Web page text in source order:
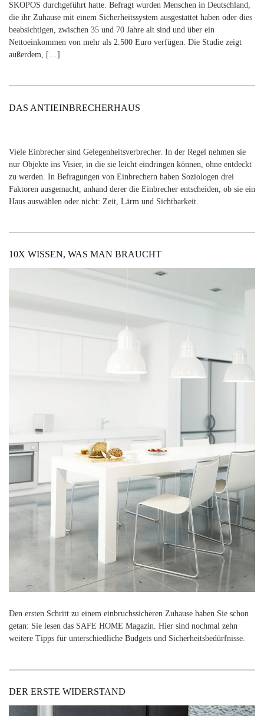
SKOPOS durchgeführt hatte. Befragt wurden Menschen in Deutschland,
die ihr Zuhause mit einem Sicherheitssystem ausgestattet haben oder dies
beabsichtigen, zwischen 35 und 70 Jahre alt sind und über ein
Nettoeinkommen von mehr als 2.500 Euro verfügen. Die Studie zeigt
außerdem, […]
DAS ANTIEINBRECHERHAUS
Viele Einbrecher sind Gelegenheitsverbrecher. In der Regel nehmen sie
nur Objekte ins Visier, in die sie leicht eindringen können, ohne entdeckt
zu werden. In Befragungen von Einbrechern haben Soziologen drei
Faktoren ausgemacht, anhand derer die Einbrecher entscheiden, ob sie ein
Haus auswählen oder nicht: Zeit, Lärm und Sichtbarkeit.
10X WISSEN, WAS MAN BRAUCHT
Den ersten Schritt zu einem einbruchssicheren Zuhause haben Sie schon
getan: Sie lesen das SAFE HOME Magazin. Hier sind nochmal zehn
weitere Tipps für unterschiedliche Budgets und Sicherheitsbedürfnisse.
DER ERSTE WIDERSTAND